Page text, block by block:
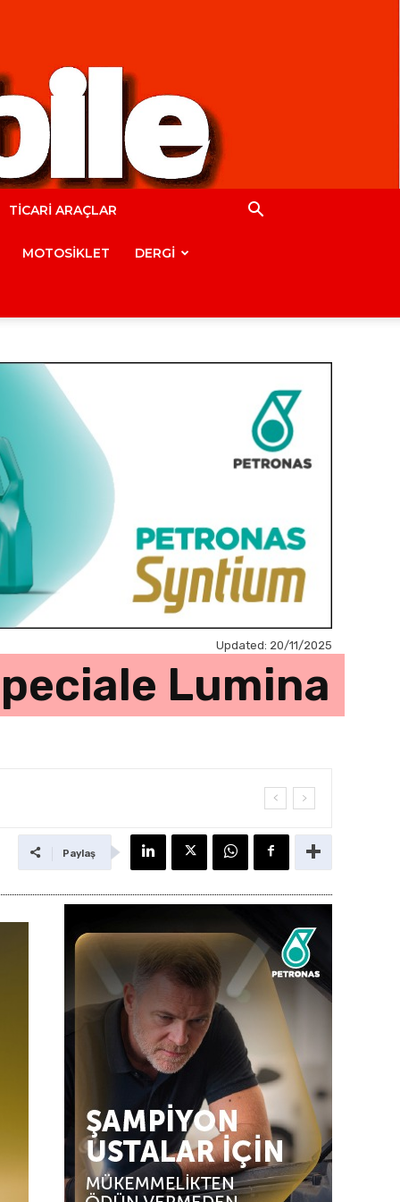
TİCARİ ARAÇLAR
MOTOSİKLET DERGİ
Updated: 20/11/2025
Lumina
Paylaş